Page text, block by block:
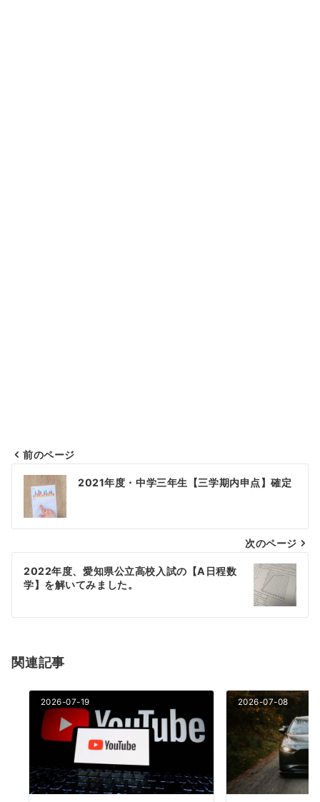
投
ナ
ビ
ゲ
シ
ン
前のページ
2021年度・中学三年生【三学期内申点】確定
次のページ
2022年度、愛知県公立高校入試の【A日程数
学】を解いてみました。
関連記事
2026-07-19 2026-07-08